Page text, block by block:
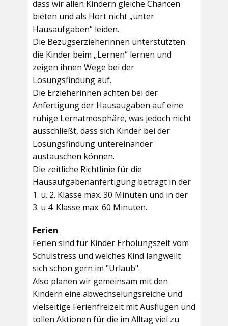
dass wir allen Kindern gleiche Chancen
bieten und als Hort nicht „unter
Hausaufgaben“ leiden.
Die Bezugserzieherinnen unterstützten
die Kinder beim „Lernen“ lernen und
zeigen ihnen Wege bei der
Lösungsfindung auf.
Die Erzieherinnen achten bei der
Anfertigung der Hausaugaben auf eine
ruhige Lernatmosphäre, was jedoch nicht
ausschließt, dass sich Kinder bei der
Lösungsfindung untereinander
austauschen können.
Die zeitliche Richtlinie für die
Hausaufgabenanfertigung beträgt in der
1. u. 2. Klasse max. 30 Minuten und in der
3. u 4. Klasse max. 60 Minuten.
Ferien
Ferien sind für Kinder Erholungszeit vom
Schulstress und welches Kind langweilt
sich schon gern im "Urlaub".
Also planen wir gemeinsam mit den
Kindern eine abwechselungsreiche und
vielseitige Ferienfreizeit mit Ausflügen und
tollen Aktionen für die im Alltag viel zu